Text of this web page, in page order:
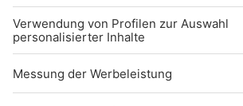
BARRIEREFREIHEIT: WIR
AKTIV DARAN, UNSERE
BARRIEREFREI ZU GESTALTEN -
EN ANFORDERUNGEN DES B
ENN SIE AUF BARRIEREN